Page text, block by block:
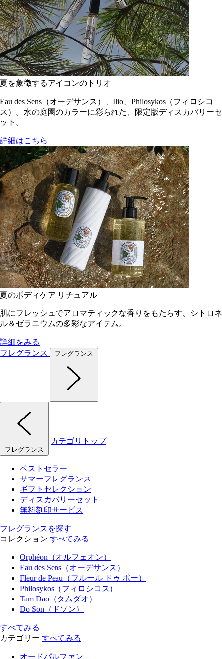
夏を象徴するアイコンのトリオ
Eau des Sens（オーデサンス）、Ilio、Philosykos（フィロシコ
ス）。水の庭園のカラーに彩られた、限定版ディスカバリーセ
ット。
詳細はこちら
夏のボディケア リチュアル
肌にフレッシュでアロマティックな香りをもたらす、シトロネ
ル＆ゼラニウムの多彩なアイテム。
詳細をみる
フレグランス
フレグランス
フレグランス
カテゴリトップ
ベストセラー
サマーフレグランス
ギフトセレクション
ディスカバリーセット
無料刻印サービス
フレグランスを探す
コレクション すべてみる
Orphéon（オルフェオン）
Eau des Sens（オーデサンス）
Fleur de Peau（フルール ドゥ ポー）
Philosykos（フィロシコス）
Tam Dao（タムダオ）
Do Son（ドソン）
すべてみる
カテゴリー すべてみる
オードパルファン